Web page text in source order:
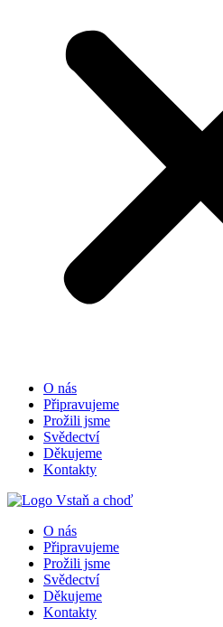
O nás
Připravujeme
Prožili jsme
Svědectví
Děkujeme
Kontakty
O nás
Připravujeme
Prožili jsme
Svědectví
Děkujeme
Kontakty